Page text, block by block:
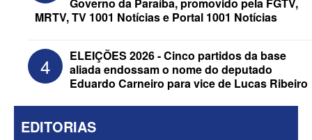
MRTV, TV 1001 Notícias e Portal 1001 Notícias
4
ELEIÇÕES 2026 - Cinco partidos da base
aliada endossam o nome do deputado
Eduardo Carneiro para vice de Lucas Ribeiro
EDITORIAS